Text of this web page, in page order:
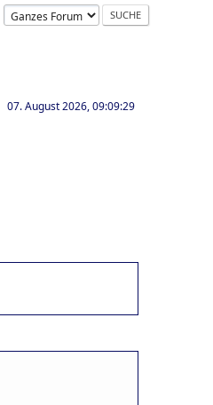
07. August 2026, 09:09:29